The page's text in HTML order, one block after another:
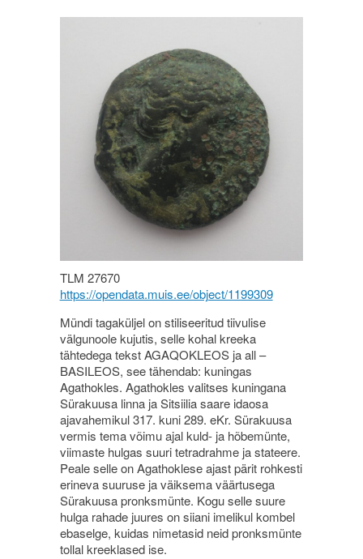
TLM 27670
https://opendata.muis.ee/object/1199309
Mündi tagaküljel on stiliseeritud tiivulise
välgunoole kujutis, selle kohal kreeka
tähtedega tekst AGAQOKLEOS ja all –
BASILEOS, see tähendab: kuningas
Agathokles. Agathokles valitses kuningana
Sürakuusa linna ja Sitsiilia saare idaosa
ajavahemikul 317. kuni 289. eKr. Sürakuusa
vermis tema võimu ajal kuld- ja hõbemünte,
viimaste hulgas suuri tetradrahme ja stateere.
Peale selle on Agathoklese ajast pärit rohkesti
erineva suuruse ja väiksema väärtusega
Sürakuusa pronksmünte. Kogu selle suure
hulga rahade juures on siiani imelikul kombel
ebaselge, kuidas nimetasid neid pronksmünte
tollal kreeklased ise.